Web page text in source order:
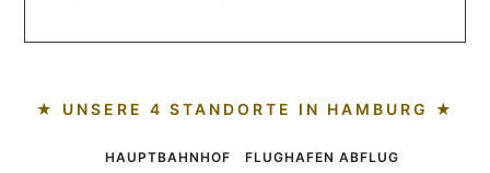
★ UNSERE 4 STANDORTE IN HAMBURG ★
HAUPTBAHNHOF FLUGHAFEN ABFLUG